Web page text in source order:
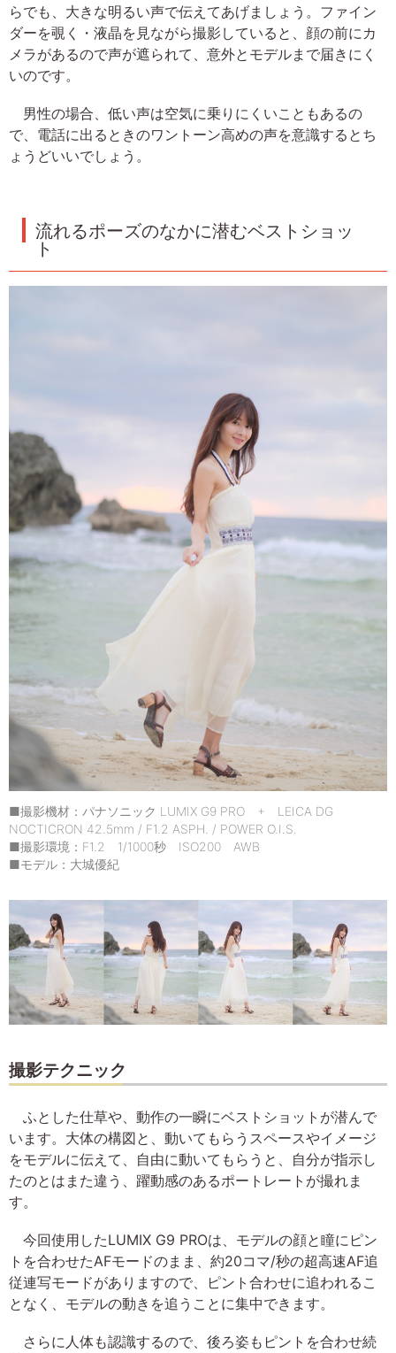
らでも、大きな明るい声で伝えてあげましょう。ファイン
ダーを覗く・液晶を見ながら撮影していると、顔の前にカ
メラがあるので声が遮られて、意外とモデルまで届きにく
いのです。
男性の場合、低い声は空気に乗りにくいこともあるの
で、電話に出るときのワントーン高めの声を意識するとち
ょうどいいでしょう。
流れるポーズのなかに潜むベストショッ
ト
■撮影機材：パナソニック LUMIX G9 PRO + LEICA DG
NOCTICRON 42.5mm / F1.2 ASPH. / POWER O.I.S.
■撮影環境：F1.2 1/1000秒 ISO200 AWB
■モデル：大城優紀
撮影テクニック
ふとした仕草や、動作の一瞬にベストショットが潜んで
います。大体の構図と、動いてもらうスペースやイメージ
をモデルに伝えて、自由に動いてもらうと、自分が指示し
たのとはまた違う、躍動感のあるポートレートが撮れま
す。
今回使用したLUMIX G9 PROは、モデルの顔と瞳にピン
トを合わせたAFモードのまま、約20コマ/秒の超高速AF追
従連写モードがありますので、ピント合わせに追われるこ
となく、モデルの動きを追うことに集中できます。
さらに人体も認識するので、後ろ姿もピントを合わせ続